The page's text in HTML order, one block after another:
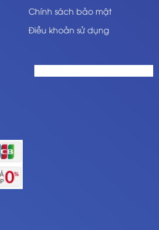
Chính sách bảo mật
Điều khoản sử dụng